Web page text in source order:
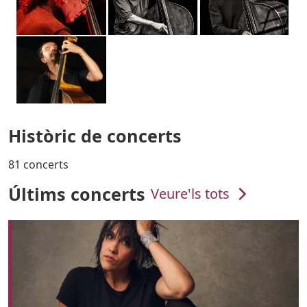
Històric de concerts
81 concerts
Últims concerts Veure'ls tots